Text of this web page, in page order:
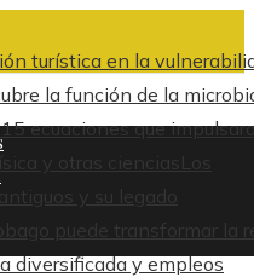
turística en la
la función de la
15 ecuaciones que
y otras ciencias
Los
y su legado
puede transformar la
diversificada y empleos